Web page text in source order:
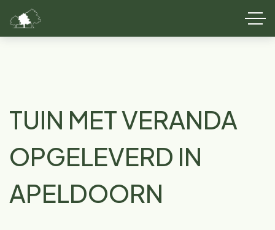
TUIN MET VERANDA
OPGELEVERD IN
APELDOORN